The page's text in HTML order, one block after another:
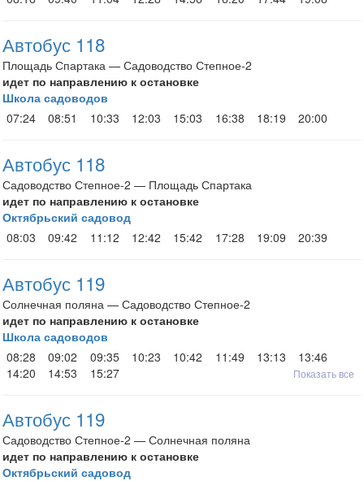
Автобус 118
Площадь Спартака — Садоводство Степное-2
идет по направлению к остановке
Школа садоводов
07:24
08:51 10:33 12:03 15:03 16:38 18:19 20:00
Автобус 118
Садоводство Степное-2 — Площадь Спартака
идет по направлению к остановке
Октябрьский садовод
08:03
09:42 11:12 12:42 15:42 17:28 19:09 20:39
Автобус 119
Солнечная поляна — Садоводство Степное-2
идет по направлению к остановке
Школа садоводов
08:28
09:02 09:35 10:23 10:42 11:49 13:13
13:46
14:20
14:53 15:27 Показать все
Автобус 119
Садоводство Степное-2 — Солнечная поляна
идет по направлению к остановке
Октябрьский садовод